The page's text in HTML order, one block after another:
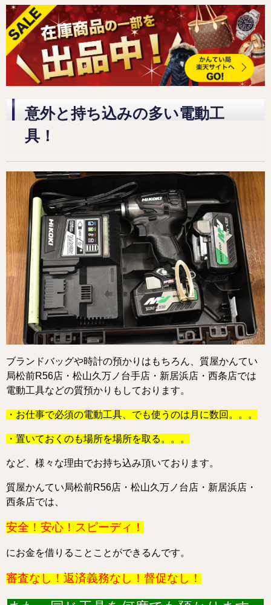
意外と持ち込みの多い電動工
具！
ブランドバッグや時計の預かりはもちろん、質屋かんてい
局松前R56店・松山久万ノ台手店・新居浜店・西条店では
電動工具などの質預かりもしております。
・お仕事で必須の電動工具、でも使うのは月に数回。。。
・置いておくのも場所を場所を取る。。。
など、様々な理由でお持ち込み頂いております。
質屋かんてい局松前R56店・松山久万ノ台店・新居浜店・
西条店では、
安全！安心！スピーディ！
にお金を借りることことができるんです。
審査なし！返済義務なし！督促なし！